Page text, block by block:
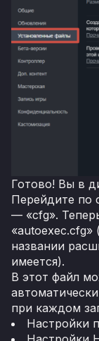
Готово! Вы в
Перейдите по
— «cfg».
названии
имеется).
В этот файл
при каждом
Настройки